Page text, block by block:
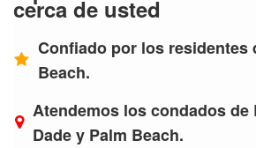
cerca de usted
Confiado por los residentes
Beach.
Atendemos los condados de
Dade y Palm Beach.